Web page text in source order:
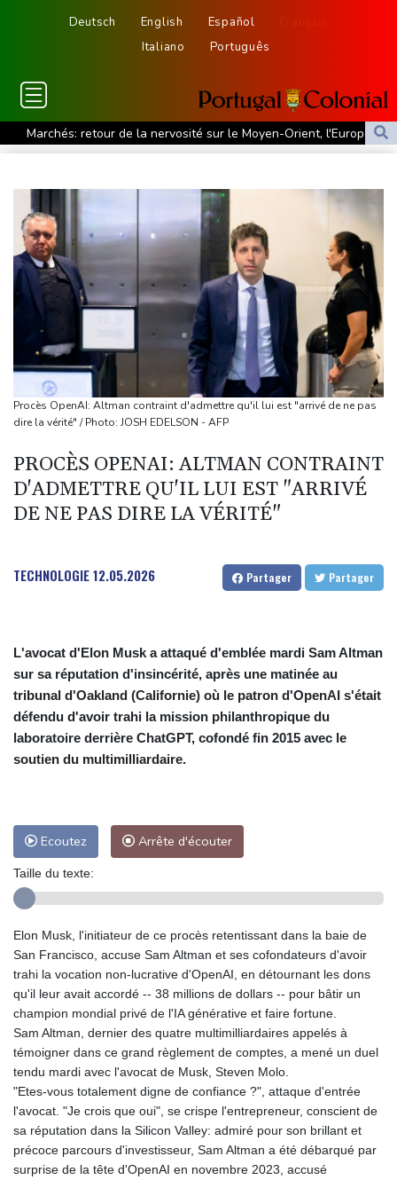
Deutsch English Español
Italiano
Português
Marchés: retour de la nervosité sur le Moyen-Orient, l'Europe
s'offre tout de même des records
inquiètent
L'explosion d'une bombe dans un bus fait deux morts près de
Damas
Taïwan bloque un pont stratégique lors de la simulation d'une
invasion par la Chine
A Ceuta, les enfants migrants risquent d'être victimes de
maltraitance et d'exploitation, avertissent des ONG
Foot: le Paris SG officialise l'arrivée de Maghnès Akliouche en
provenance de Monaco
Foot: Rodri a donné son accord au FC Barcelone pour négocier
avec Manchester City
Tour de France femmes: Kim Le Court remporte la 6e étape,
Marlen Reusser reste maillot jaune
Europe
Procès OpenAI: Altman contraint d'admettre qu'il lui est "arrivé de ne pas
dire la vérité" / Photo: JOSH EDELSON - AFP
PROCÈS OPENAI: ALTMAN CONTRAINT
D'ADMETTRE QU'IL LUI EST "ARRIVÉ
DE NE PAS DIRE LA VÉRITÉ"
TECHNOLOGIE12.05.2026 Partager Partager
L'avocat d'Elon Musk a attaqué d'emblée mardi Sam Altman
sur sa réputation d'insincérité, après une matinée au
tribunal d'Oakland (Californie) où le patron d'OpenAI s'était
défendu d'avoir trahi la mission philanthropique du
laboratoire derrière ChatGPT, cofondé fin 2015 avec le
soutien du multimilliardaire.
Ecoutez Arrête d'écouter
Taille du texte:
Elon Musk, l'initiateur de ce procès retentissant dans la baie de
San Francisco, accuse Sam Altman et ses cofondateurs d'avoir
trahi la vocation non-lucrative d'OpenAI, en détournant les dons
qu'il leur avait accordé -- 38 millions de dollars -- pour bâtir un
champion mondial privé de l'IA générative et faire fortune.
Sam Altman, dernier des quatre multimilliardaires appelés à
témoigner dans ce grand règlement de comptes, a mené un duel
tendu mardi avec l'avocat de Musk, Steven Molo.
"Etes-vous totalement digne de confiance ?", attaque d'entrée
l'avocat. "Je crois que oui", se crispe l'entrepreneur, conscient de
sa réputation dans la Silicon Valley: admiré pour son brillant et
précoce parcours d'investisseur, Sam Altman a été débarqué par
surprise de la tête d'OpenAI en novembre 2023, accusé